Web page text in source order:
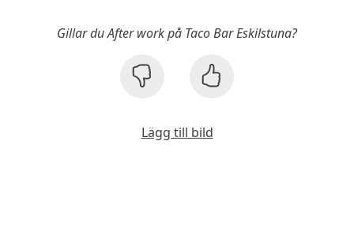
Gillar du After work på Taco Bar Eskilstuna?
Lägg till bild